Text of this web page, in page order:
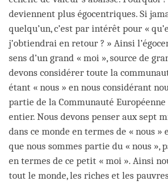
deviennent plus égocentriques. Si
quelqu’un, c’est par intérêt pour «
j’obtiendrai en retour ? » Ainsi
sens d’un grand « moi », source de
devons considérer toute la
étant « nous » en nous considérant
partie de la Communauté
entier. Nous devons penser aux sept
dans ce monde en termes de « nous »
que nous sommes partie du « nous »,
en termes de ce petit « moi ». Ainsi
tout le monde, les riches et les